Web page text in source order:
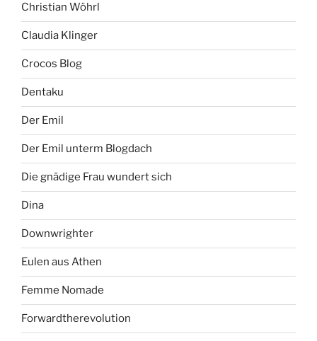
Christian Wöhrl
Claudia Klinger
Crocos Blog
Dentaku
Der Emil
Der Emil unterm Blogdach
Die gnädige Frau wundert sich
Dina
Downwrighter
Eulen aus Athen
Femme Nomade
Forwardtherevolution